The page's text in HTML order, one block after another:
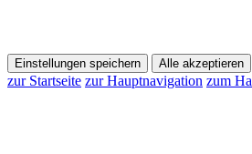
Einstellungen speichern Alle akzeptieren
zur Startseite zur Hauptnavigation zum